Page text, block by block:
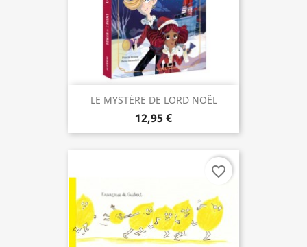
LE MYSTÈRE DE LORD NOËL
12,95 €
favorite_border